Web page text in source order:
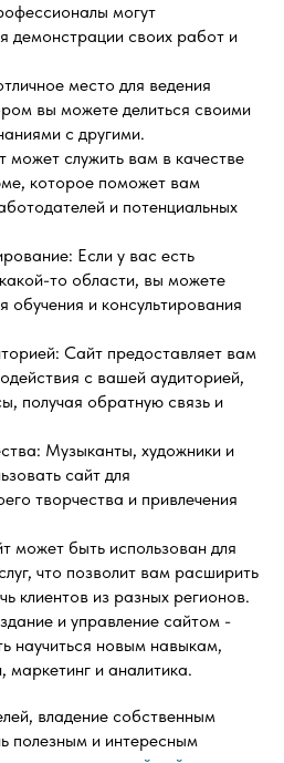
могут
демонстрации своих работ и
место для ведения
вы можете делиться своими
с другими.
служить вам в качестве
которое поможет вам
и потенциальных
Если у вас есть
то области, вы можете
обучения и консультирования
Сайт предоставляет вам
с вашей аудиторией,
получая обратную связь и
Музыканты, художники и
сайт для
творчества и привлечения
может быть использован для
что позволит вам расширить
клиентов из разных регионов.
и управление сайтом -
научиться новым навыкам,
маркетинг и аналитика.
владение собственным
полезным и интересным